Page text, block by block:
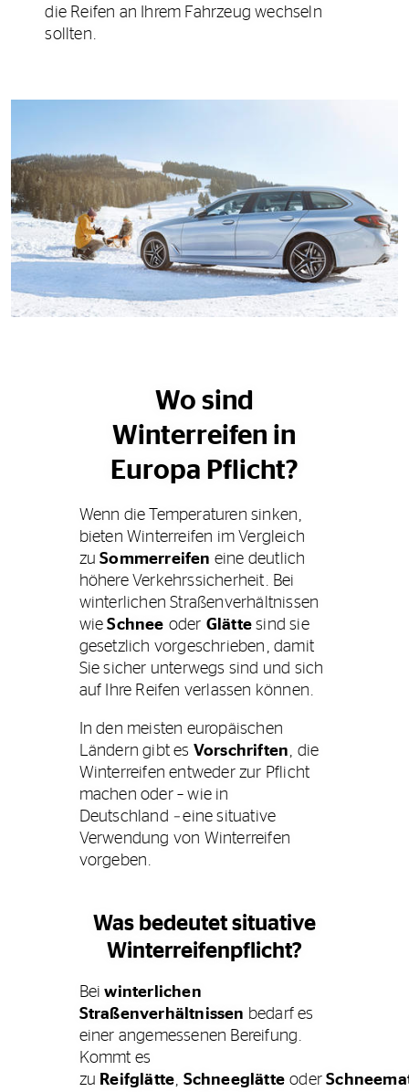
die Reifen an Ihrem Fahrzeug wechseln
sollten.
Wo sind
Winterreifen in
Europa Pflicht?
Wenn die Temperaturen sinken,
bieten Winterreifen im Vergleich
zuSommerreifen eine deutlich
höhere Verkehrssicherheit. Bei
winterlichen Straßenverhältnissen
wieSchnee oder Glätte sind sie
gesetzlich vorgeschrieben, damit
Sie sicher unterwegs sind und sich
auf Ihre Reifen verlassen können.
In den meisten europäischen
Ländern gibt es Vorschriften, die
Winterreifen entweder zur Pflicht
machen oder – wie in
Deutschland –eine situative
Verwendung von Winterreifen
vorgeben.
Was bedeutet situative
Winterreifenpflicht?
Beiwinterlichen
Straßenverhältnissen bedarf es
einer angemessenen Bereifung.
Kommt es
zu Reifglätte, Schneeglätteoder